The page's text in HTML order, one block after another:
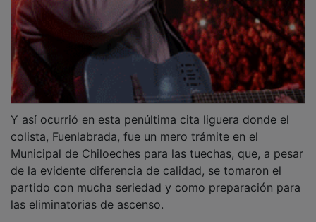
colista, Fuenlabrada, fue un mero trámite en el
Municipal de Chiloeches para las tuechas, que, a pesar
de la evidente diferencia de calidad, se tomaron el
partido con mucha seriedad y como preparación para
las eliminatorias de ascenso.